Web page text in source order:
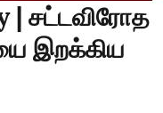
| சட்டவிரோத
இறக்கிய